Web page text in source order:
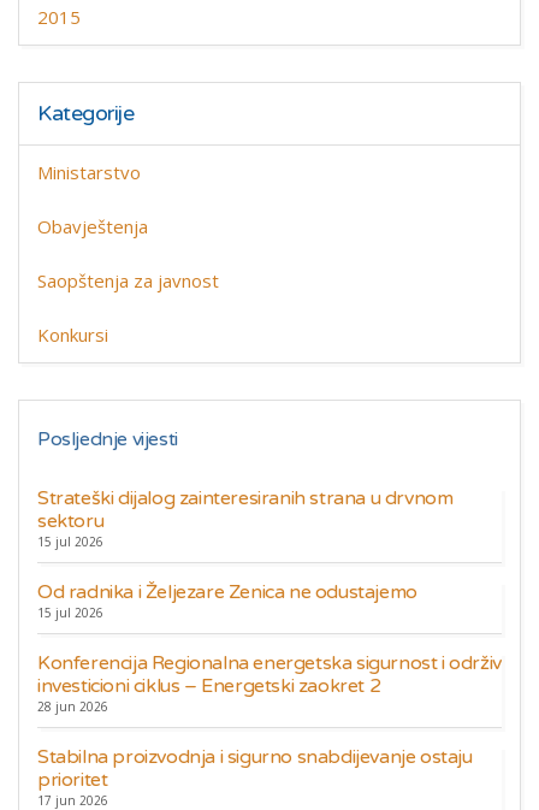
2015
Kategorije
Ministarstvo
Obavještenja
Saopštenja za javnost
Konkursi
Posljednje vijesti
Strateški dijalog zainteresiranih strana u drvnom
sektoru
15 jul 2026
Od radnika i Željezare Zenica ne odustajemo
15 jul 2026
Konferencija Regionalna energetska sigurnost i održiv
investicioni ciklus – Energetski zaokret 2
28 jun 2026
Stabilna proizvodnja i sigurno snabdijevanje ostaju
prioritet
17 jun 2026